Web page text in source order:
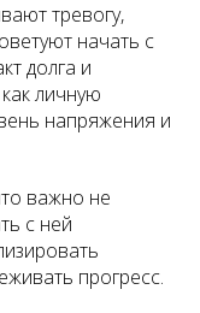
тревогу,
начать с
долга и
личную
напряжения и
важно не
с ней
прогресс.